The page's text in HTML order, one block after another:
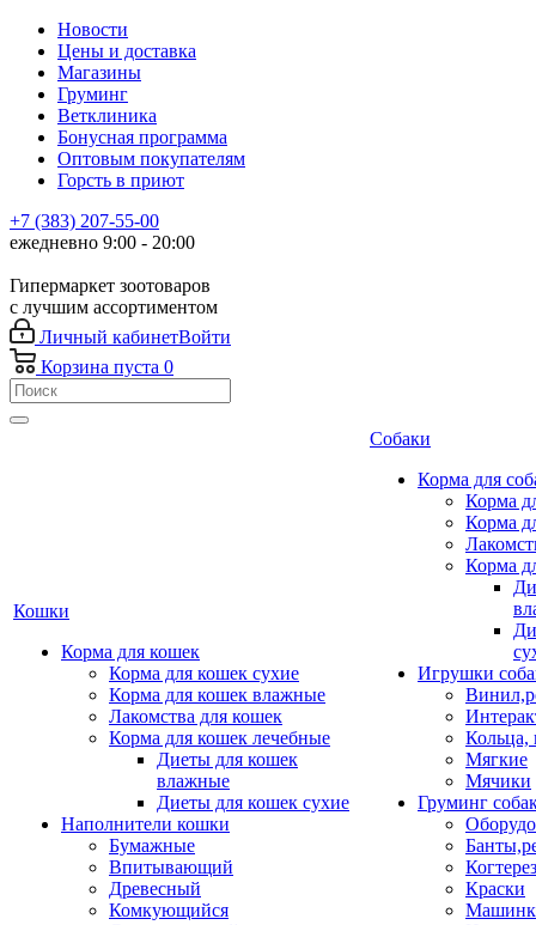
Новости
Цены и доставка
Магазины
Груминг
Ветклиника
Бонусная программа
Оптовым покупателям
Горсть в приют
+7 (383) 207-55-00
ежедневно 9:00 - 20:00
Гипермаркет зоотоваров
с лучшим ассортиментом
Личный кабинетВойти
Корзина пуста 0
Кошки
Корма для кошек
Корма для кошек сухие
Корма для кошек влажные
Лакомства для кошек
Корма для кошек лечебные
Диеты для кошек
влажные
Диеты для кошек сухие
Наполнители кошки
Бумажные
Впитывающий
Древесный
Комкующийся
Собаки
Корма для
Корма
Корма
Корма
Игрушки
Кольца,
Мягкие
Мячики
Груминг
Краски